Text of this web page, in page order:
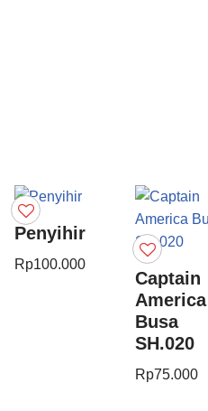
Penyihir
Rp100.000
Captain
America
Busa
SH.020
Rp75.000